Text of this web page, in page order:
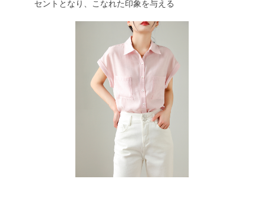
セントとなり、こなれた印象を与える